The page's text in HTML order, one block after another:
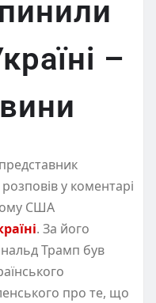
–
у коментарі
США
. За його
Трамп був
про те, що